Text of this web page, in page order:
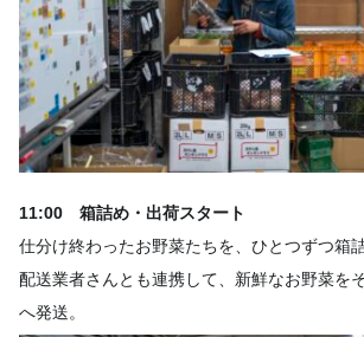
11:00 箱詰め・出荷スタート
仕分け終わったお野菜たちを、ひとつずつ箱
配送業者さんとも連携して、新鮮なお野菜を
へ発送。